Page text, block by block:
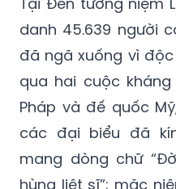
đã ngã xuống vì
qua hai cuộc
Pháp và đế quốc
các đại biểu đã
mang dòng chữ
hùng liệt sĩ”; mặc
sự hy sinh vì nước,